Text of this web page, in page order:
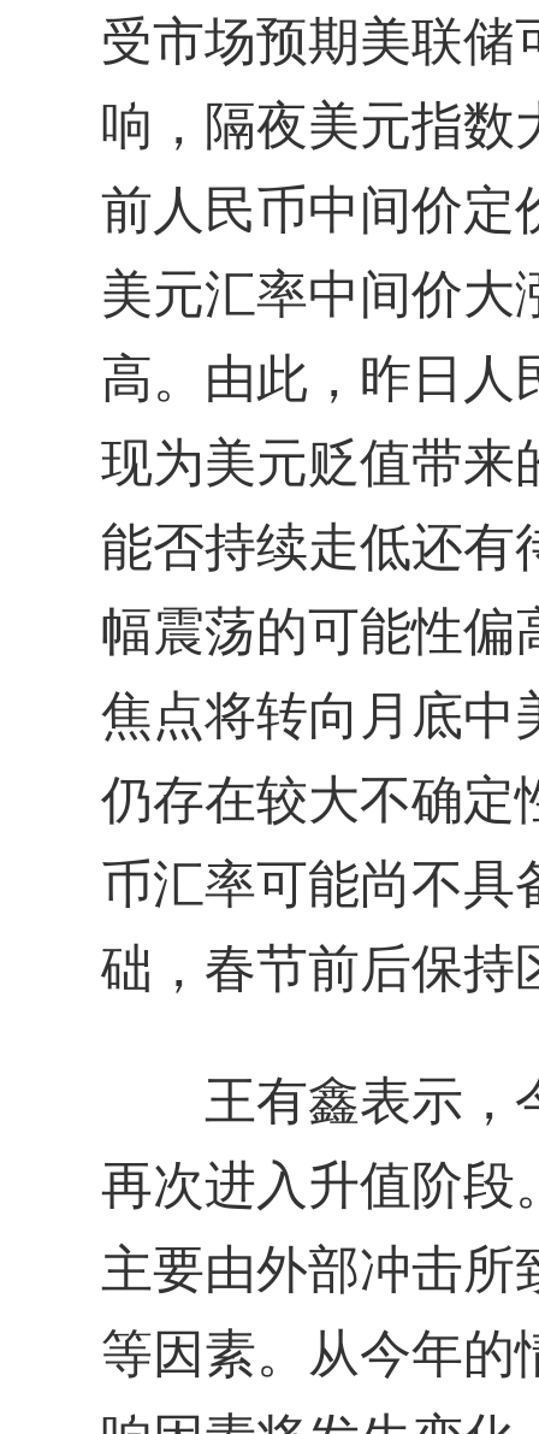
受市场预期美联储
响，隔夜美元指数
前人民币中间价定
美元汇率中间价大
高。由此，昨日人
现为美元贬值带来
能否持续走低还有
幅震荡的可能性偏
焦点将转向月底中
仍存在较大不确定
币汇率可能尚不具
础，春节前后保持
王有鑫表示，
再次进入升值阶段
主要由外部冲击所
等因素。从今年的